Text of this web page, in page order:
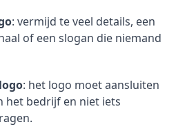
: vermijd te veel details, een
of een slogan die niemand
: het logo moet aansluiten
het bedrijf en niet iets